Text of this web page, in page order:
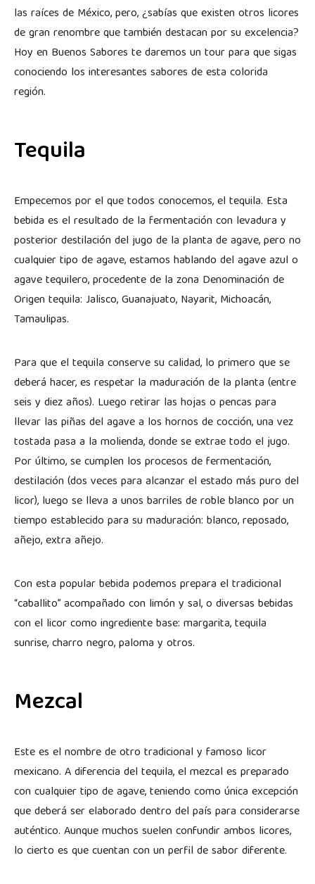
las raíces de México, pero, ¿sabías que existen otros licores
de gran renombre que también destacan por su excelencia?
Hoy en Buenos Sabores te daremos un tour para que sigas
conociendo los interesantes sabores de esta colorida
región.
Tequila
Empecemos por el que todos conocemos, el tequila. Esta
bebida es el resultado de la fermentación con levadura y
posterior destilación del jugo de la planta de agave, pero no
cualquier tipo de agave, estamos hablando del agave azul o
agave tequilero, procedente de la zona Denominación de
Origen tequila: Jalisco, Guanajuato, Nayarit, Michoacán,
Tamaulipas.
Para que el tequila conserve su calidad, lo primero que se
deberá hacer, es respetar la maduración de la planta (entre
seis y diez años). Luego retirar las hojas o pencas para
llevar las piñas del agave a los hornos de cocción, una vez
tostada pasa a la molienda, donde se extrae todo el jugo.
Por último, se cumplen los procesos de fermentación,
destilación (dos veces para alcanzar el estado más puro del
licor), luego se lleva a unos barriles de roble blanco por un
tiempo establecido para su maduración: blanco, reposado,
añejo, extra añejo.
Con esta popular bebida podemos prepara el tradicional
“caballito” acompañado con limón y sal, o diversas bebidas
con el licor como ingrediente base: margarita, tequila
sunrise, charro negro, paloma y otros.
Mezcal
Este es el nombre de otro tradicional y famoso licor
mexicano. A diferencia del tequila, el mezcal es preparado
con cualquier tipo de agave, teniendo como única excepción
que deberá ser elaborado dentro del país para considerarse
auténtico. Aunque muchos suelen confundir ambos licores,
lo cierto es que cuentan con un perfil de sabor diferente.